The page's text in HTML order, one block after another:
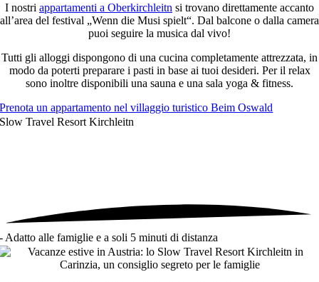
I nostri appartamenti a Oberkirchleitn si trovano direttamente accanto
all’area del festival „Wenn die Musi spielt“. Dal balcone o dalla camera
puoi seguire la musica dal vivo!
Tutti gli alloggi dispongono di una cucina completamente attrezzata, in
modo da poterti preparare i pasti in base ai tuoi desideri. Per il relax
sono inoltre disponibili una sauna e una sala yoga & fitness.
Prenota un appartamento nel villaggio turistico Beim Oswald
Slow Travel Resort Kirchleitn
- Adatto alle famiglie e a soli 5 minuti di distanza